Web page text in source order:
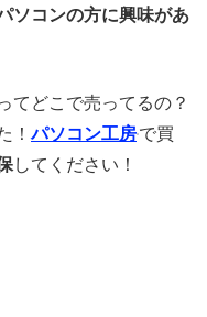
ソコンの方に興味があ
てどこで売ってるの？
！パソコン工房で買
してください！